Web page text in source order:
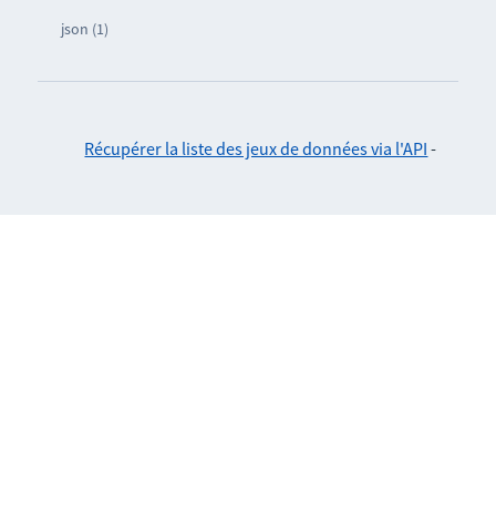
json (1)
Récupérer la liste des jeux de données via l'API -